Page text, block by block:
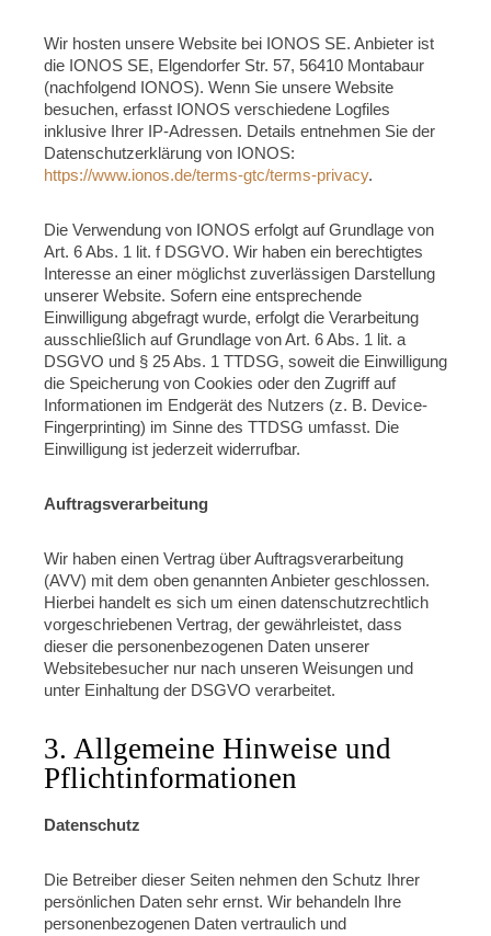
Wir hosten unsere Website bei IONOS SE. Anbieter ist
die IONOS SE, Elgendorfer Str. 57, 56410 Montabaur
(nachfolgend IONOS). Wenn Sie unsere Website
besuchen, erfasst IONOS verschiedene Logfiles
inklusive Ihrer IP-Adressen. Details entnehmen Sie der
Datenschutzerklärung von IONOS:
https://www.ionos.de/terms-gtc/terms-privacy.
Die Verwendung von IONOS erfolgt auf Grundlage von
Art. 6 Abs. 1 lit. f DSGVO. Wir haben ein berechtigtes
Interesse an einer möglichst zuverlässigen Darstellung
unserer Website. Sofern eine entsprechende
Einwilligung abgefragt wurde, erfolgt die Verarbeitung
ausschließlich auf Grundlage von Art. 6 Abs. 1 lit. a
DSGVO und § 25 Abs. 1 TTDSG, soweit die Einwilligung
die Speicherung von Cookies oder den Zugriff auf
Informationen im Endgerät des Nutzers (z. B. Device-
Fingerprinting) im Sinne des TTDSG umfasst. Die
Einwilligung ist jederzeit widerrufbar.
Auftragsverarbeitung
Wir haben einen Vertrag über Auftragsverarbeitung
(AVV) mit dem oben genannten Anbieter geschlossen.
Hierbei handelt es sich um einen datenschutzrechtlich
vorgeschriebenen Vertrag, der gewährleistet, dass
dieser die personenbezogenen Daten unserer
Websitebesucher nur nach unseren Weisungen und
unter Einhaltung der DSGVO verarbeitet.
3. Allgemeine Hinweise und
Pflichtinformationen
Datenschutz
Die Betreiber dieser Seiten nehmen den Schutz Ihrer
persönlichen Daten sehr ernst. Wir behandeln Ihre
personenbezogenen Daten vertraulich und